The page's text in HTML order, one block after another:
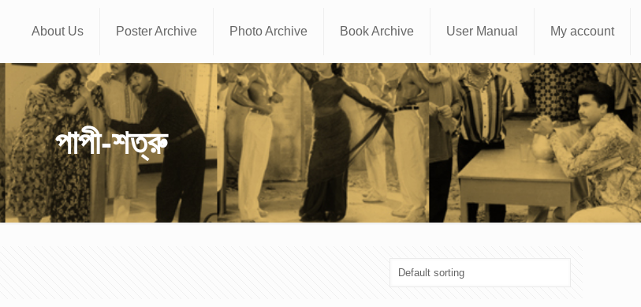
About Us Poster Archive Photo Archive Book Archive User Manual My account
পাপী-শত্রু